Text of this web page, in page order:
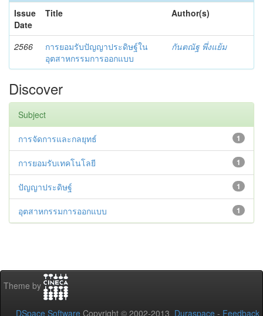
Issue
Date
Title Author(s)
2566
การยอมรับปัญญาประดิษฐ์ใน
อุตสาหกรรมการออกแบบ
กันตณัฐ พึ่งแย้ม
Discover
Subject
1
การจัดการและกลยุทธ์
1
การยอมรับเทคโนโลยี
1
ปัญญาประดิษฐ์
1
อุตสาหกรรมการออกแบบ
Theme by
DSpace Software Copyright © 2002-2013 Duraspace - Feedback